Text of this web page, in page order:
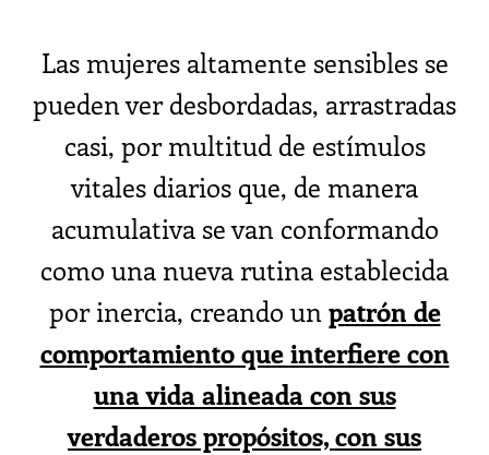
Las mujeres altamente sensibles se
pueden ver desbordadas, arrastradas
casi, por multitud de estímulos
vitales diarios que, de manera
acumulativa se van conformando
como una nueva rutina establecida
por inercia, creando un patrón de
comportamiento que interfiere con
una vida alineada con sus
verdaderos propósitos, con sus